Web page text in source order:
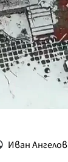
Иван Ангелов